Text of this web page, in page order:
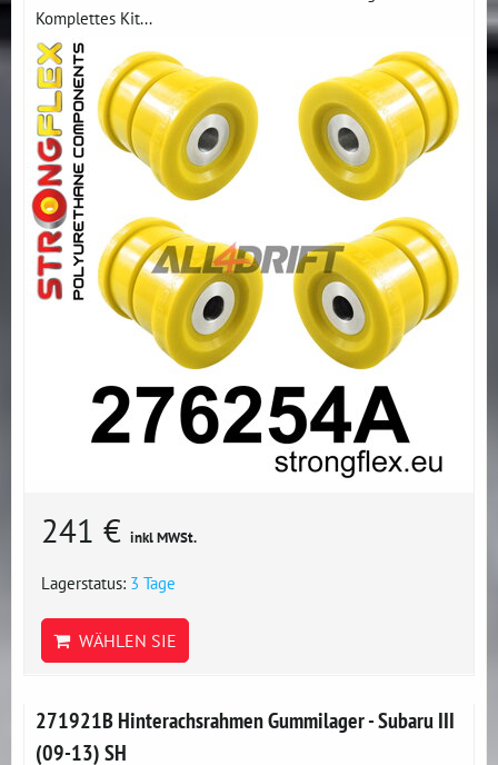
Komplettes Kit...
241 € inkl MWSt.
Lagerstatus: 3 Tage
WÄHLEN SIE
271921B Hinterachsrahmen Gummilager - Subaru III
(09-13) SH